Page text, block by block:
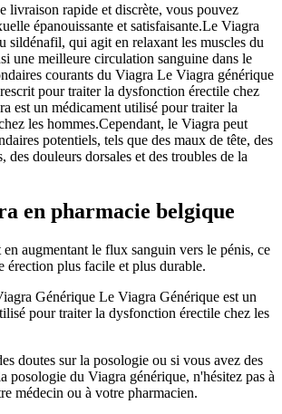
livraison rapide et discrète, vous pouvez
épanouissante et satisfaisante.Le Viagra
sildénafil, qui agit en relaxant les muscles du
une meilleure circulation sanguine dans le
courants du Viagra Le Viagra générique
pour traiter la dysfonction érectile chez
est un médicament utilisé pour traiter la
les hommes.Cependant, le Viagra peut
potentiels, tels que des maux de tête, des
des douleurs dorsales et des troubles de la
en pharmacie belgique
augmentant le flux sanguin vers le pénis, ce
érection plus facile et plus durable.
Générique Le Viagra Générique est un
pour traiter la dysfonction érectile chez les
doutes sur la posologie ou si vous avez des
posologie du Viagra générique, n'hésitez pas à
médecin ou à votre pharmacien.